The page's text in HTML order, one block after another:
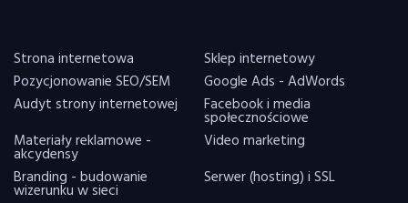
Strona internetowa
Sklep internetowy
Pozycjonowanie SEO/SEM
Google Ads - AdWords
Audyt strony internetowej
Facebook i media
społecznościowe
Materiały reklamowe -
akcydensy
Video marketing
Branding - budowanie
wizerunku w sieci
Serwer (hosting) i SSL